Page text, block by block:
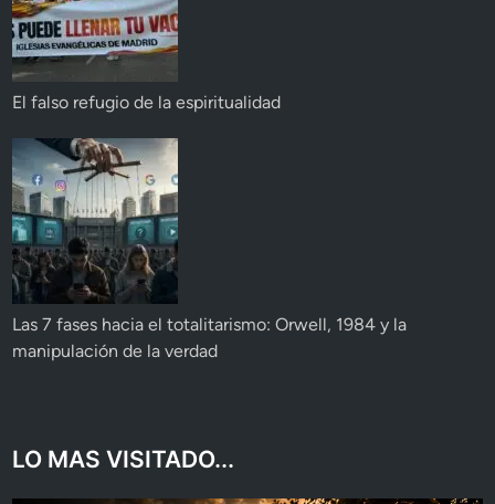
El falso refugio de la espiritualidad
Las 7 fases hacia el totalitarismo: Orwell, 1984 y la
manipulación de la verdad
LO MAS VISITADO...